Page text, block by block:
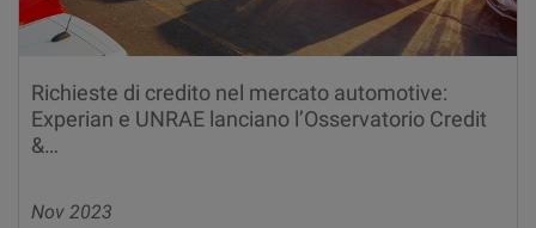
Richieste di credito nel mercato automotive:
Experian e UNRAE lanciano l’Osservatorio Credit
&…
Nov 2023